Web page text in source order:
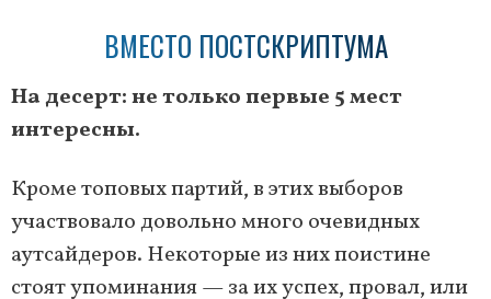
ВМЕСТО ПОСТСКРИПТУМА
На десерт: не только первые 5 мест
интересны.
Кроме топовых партий, в этих выборов
участвовало довольно много очевидных
аутсайдеров. Некоторые из них поистине
стоят упоминания — за их успех, провал, или